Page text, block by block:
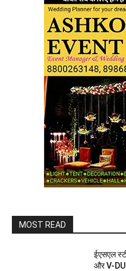
MOST READ
ईएसएल
और V-